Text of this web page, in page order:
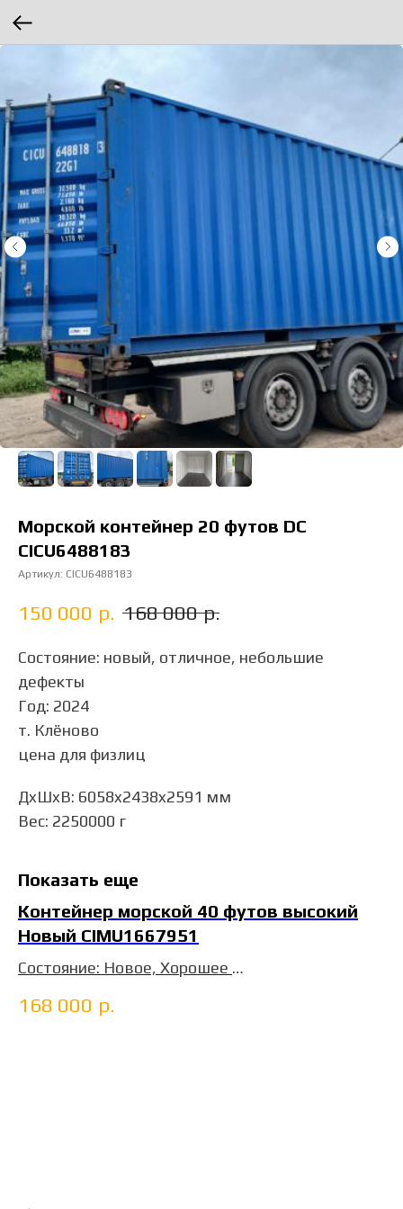
Морской контейнер 20 футов DC
CICU6488183
Артикул: CICU6488183
150 000 р. 168 000 р.
Состояние: новый, отличное, небольшие
дефекты
Год: 2024
т. Клёново
цена для физлиц
ДxШxВ: 6058x2438x2591 мм
Вес: 2250000 г
Показать еще
Контейнер морской 40 футов высокий
Новый CIMU1667951
Состояние: Новое, Хорошее
т. Ванконтейнер
168 000 р.